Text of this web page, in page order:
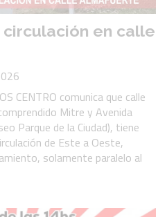
en calle
CENTRO comunica que calle
Mitre y Avenida
Parque de la Ciudad), tiene
de Este a Oeste,
solamente paralelo al